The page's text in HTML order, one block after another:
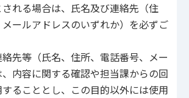
される場合は、氏名及び連絡先（住
ールアドレスのいずれか）を必ずご
絡先等（氏名、住所、電話番号、メー
内容に関する確認や担当課からの回
ることとし、この目的以外には使用